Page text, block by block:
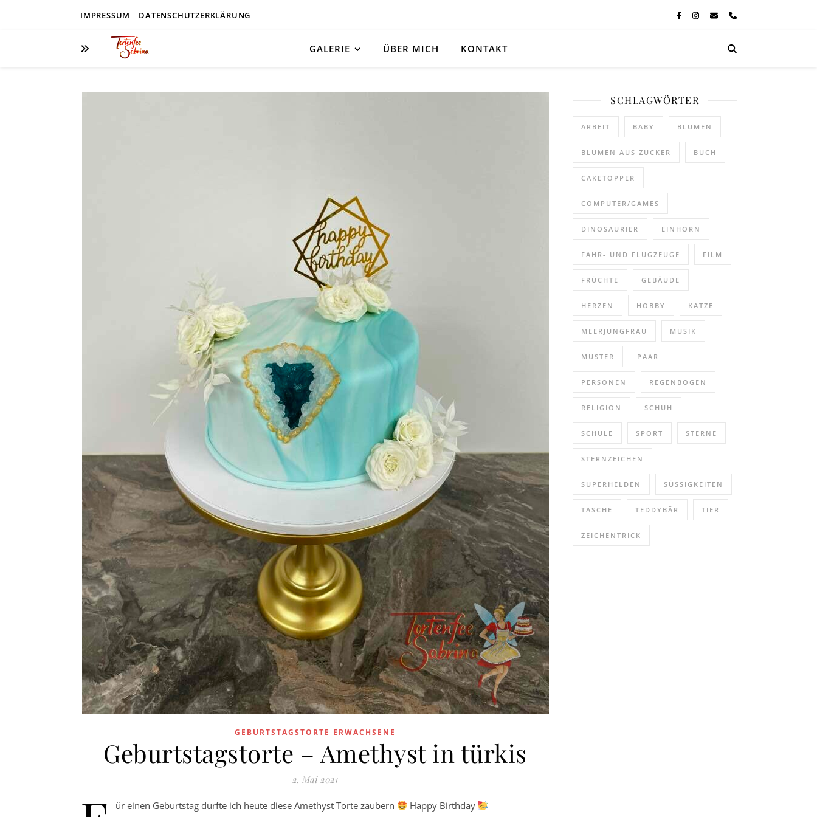
IMPRESSUM DATENSCHUTZERKLÄRUNG
GALERIE ÜBER MICH KONTAKT
GEBURTSTAGSTORTE ERWACHSENE
Geburtstagstorte – Amethyst in türkis
2. Mai 2021
ür einen Geburtstag durfte ich heute diese Amethyst Torte zaubern Happy Birthday
SCHLAGWÖRTER
ARBEIT BABY BLUMEN
BLUMEN AUS ZUCKER BUCH
CAKETOPPER
COMPUTER/GAMES
DINOSAURIER EINHORN
FAHR- UND FLUGZEUGE FILM
FRÜCHTE GEBÄUDE
HERZEN HOBBY KATZE
MEERJUNGFRAU MUSIK
MUSTER PAAR
PERSONEN REGENBOGEN
RELIGION SCHUH
SCHULE SPORT STERNE
STERNZEICHEN
SUPERHELDEN SÜSSIGKEITEN
TASCHE TEDDYBÄR TIER
ZEICHENTRICK